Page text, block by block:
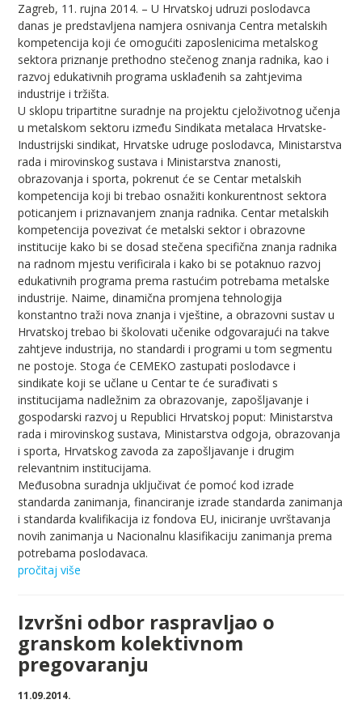
Zagreb, 11. rujna 2014. – U Hrvatskoj udruzi poslodavca
danas je predstavljena namjera osnivanja Centra metalskih
kompetencija koji će omogućiti zaposlenicima metalskog
sektora priznanje prethodno stečenog znanja radnika, kao i
razvoj edukativnih programa usklađenih sa zahtjevima
industrije i tržišta.
U sklopu tripartitne suradnje na projektu cjeloživotnog učenja
u metalskom sektoru između Sindikata metalaca Hrvatske-
Industrijski sindikat, Hrvatske udruge poslodavca, Ministarstva
rada i mirovinskog sustava i Ministarstva znanosti,
obrazovanja i sporta, pokrenut će se Centar metalskih
kompetencija koji bi trebao osnažiti konkurentnost sektora
poticanjem i priznavanjem znanja radnika. Centar metalskih
kompetencija povezivat će metalski sektor i obrazovne
institucije kako bi se dosad stečena specifična znanja radnika
na radnom mjestu verificirala i kako bi se potaknuo razvoj
edukativnih programa prema rastućim potrebama metalske
industrije. Naime, dinamična promjena tehnologija
konstantno traži nova znanja i vještine, a obrazovni sustav u
Hrvatskoj trebao bi školovati učenike odgovarajući na takve
zahtjeve industrija, no standardi i programi u tom segmentu
ne postoje. Stoga će CEMEKO zastupati poslodavce i
sindikate koji se učlane u Centar te će surađivati s
institucijama nadležnim za obrazovanje, zapošljavanje i
gospodarski razvoj u Republici Hrvatskoj poput: Ministarstva
rada i mirovinskog sustava, Ministarstva odgoja, obrazovanja
i sporta, Hrvatskog zavoda za zapošljavanje i drugim
relevantnim institucijama.
Međusobna suradnja uključivat će pomoć kod izrade
standarda zanimanja, financiranje izrade standarda zanimanja
i standarda kvalifikacija iz fondova EU, iniciranje uvrštavanja
novih zanimanja u Nacionalnu klasifikaciju zanimanja prema
potrebama poslodavaca.
pročitaj više
Izvršni odbor raspravljao o
granskom kolektivnom
pregovaranju
11.09.2014.